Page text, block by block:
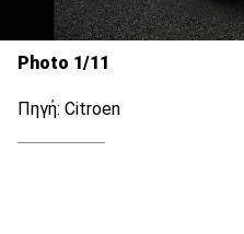
Photo 1/11
Πηγή: Citroen